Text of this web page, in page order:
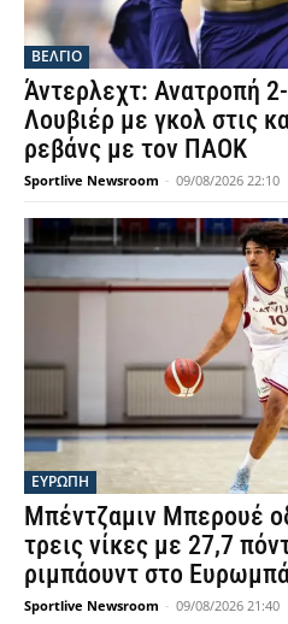
ΒΕΛΓΙΟ
Άντερλεχτ: Ανατροπή
Λουβιέρ με γκολ στις
ρεβάνς με τον ΠΑΟΚ
Sportlive Newsroom - 09/08/2026 22:10
ΕΥΡΩΠΗ
Μπέντζαμιν Μπερουέ
τρεις νίκες με 27,7
ριμπάουντ στο
Sportlive Newsroom - 09/08/2026 21:40